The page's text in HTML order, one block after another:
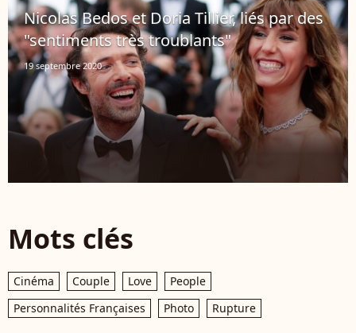
Nicolas Bedos et Doria Tillier, liés par des
"sentiments très troublants"
19 septembre 2020
Mots clés
Cinéma Couple Love
People
Personnalités Françaises
Photo Rupture